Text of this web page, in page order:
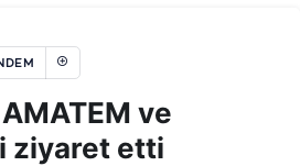
ve
ziyaret etti